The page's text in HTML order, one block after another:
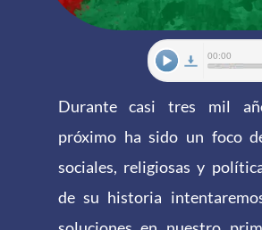
Durante casi tres mil
próximo ha sido un foco
sociales, religiosas y
de su historia